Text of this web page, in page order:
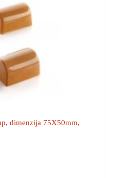
dimenzija 75X50mm,